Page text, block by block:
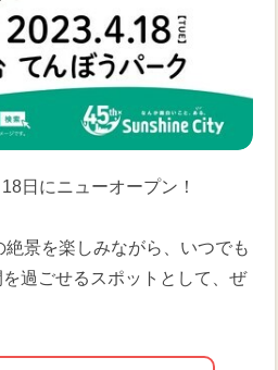
日にニューオープン！
景を楽しみながら、いつでも
過ごせるスポットとして、ぜ